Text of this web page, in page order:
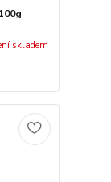
skladem